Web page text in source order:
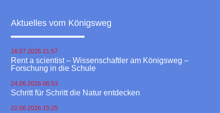
Aktuelles vom Königsweg
16.07.2026 21:57
Rent a scientist – Wissenschaftler am Königsweg –
Forschung in die Schule
24.06.2026 06:53
Schritt für Schritt die Natur entdecken
22.06.2026 15:25